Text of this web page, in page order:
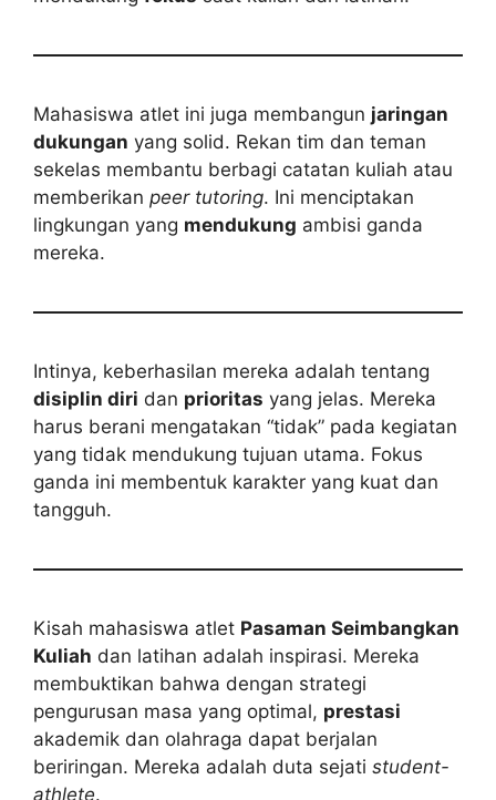
Mahasiswa atlet ini juga membangun jaringan
dukungan yang solid. Rekan tim dan teman
sekelas membantu berbagi catatan kuliah atau
memberikan peer tutoring. Ini menciptakan
lingkungan yang mendukung ambisi ganda
mereka.
Intinya, keberhasilan mereka adalah tentang
disiplin diri dan prioritas yang jelas. Mereka
harus berani mengatakan “tidak” pada kegiatan
yang tidak mendukung tujuan utama. Fokus
ganda ini membentuk karakter yang kuat dan
tangguh.
Kisah mahasiswa atlet Pasaman Seimbangkan
Kuliah dan latihan adalah inspirasi. Mereka
membuktikan bahwa dengan strategi
pengurusan masa yang optimal, prestasi
akademik dan olahraga dapat berjalan
beriringan. Mereka adalah duta sejati student-
athlete.